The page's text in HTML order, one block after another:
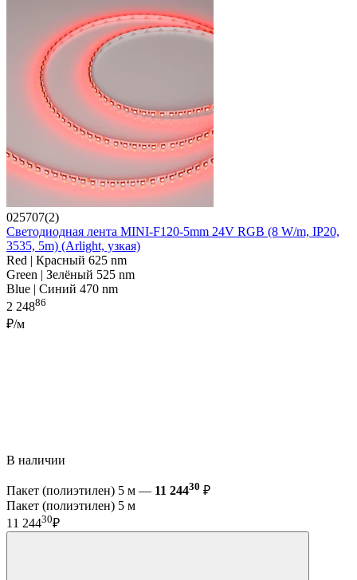
025707(2)
Светодиодная лента MINI-F120-5mm 24V RGB (8 W/m, IP20,
3535, 5m) (Arlight, узкая)
Red | Красный 625 nm
Green | Зелёный 525 nm
Blue | Синий 470 nm
2 24886
₽/м
В наличии
Пакет (полиэтилен) 5 м — 11 24430 ₽
Пакет (полиэтилен) 5 м
11 24430₽